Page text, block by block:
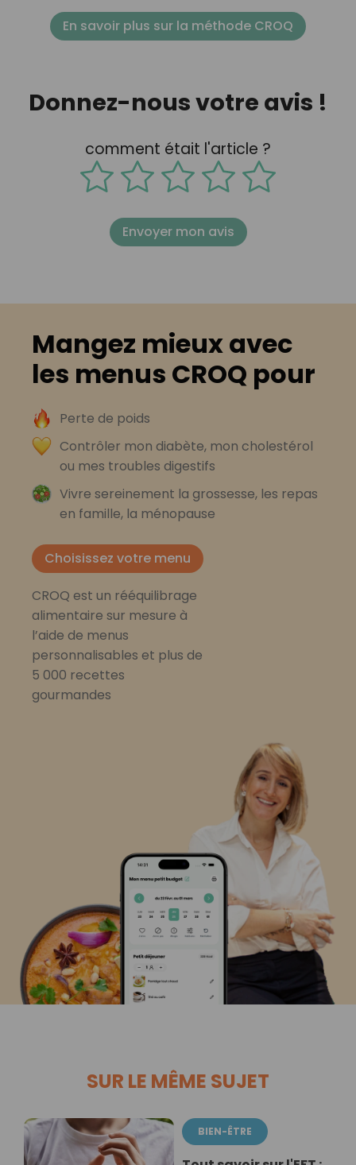
En savoir plus sur la méthode CROQ
Donnez-nous votre avis !
comment était l'article ?
Envoyer mon avis
Mangez mieux avec
les menus CROQ pour
Perte de poids
Contrôler mon diabète, mon cholestérol
ou mes troubles digestifs
Vivre sereinement la grossesse, les repas
en famille, la ménopause
Choisissez votre menu
CROQ est un rééquilibrage
alimentaire sur mesure à
l’aide de menus
personnalisables et plus de
5 000 recettes
gourmandes
SUR LE MÊME SUJET
BIEN-ÊTRE